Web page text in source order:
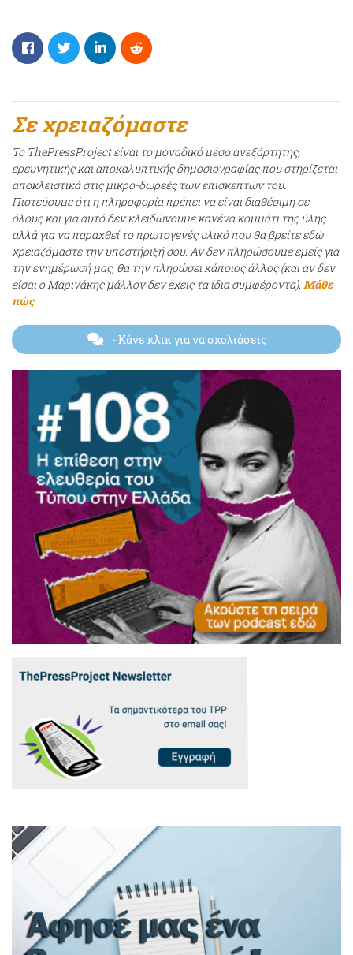
Σε χρειαζόμαστε
Το ThePressProject είναι το μοναδικό μέσο ανεξάρτητης,
ερευνητικής και αποκαλυπτικής δημοσιογραφίας που στηρίζεται
αποκλειστικά στις μικρο-δωρεές των επισκεπτών του.
Πιστεύουμε ότι η πληροφορία πρέπει να είναι διαθέσιμη σε
όλους και για αυτό δεν κλειδώνουμε κανένα κομμάτι της ύλης
αλλά για να παραχθεί το πρωτογενές υλικό που θα βρείτε εδώ
χρειαζόμαστε την υποστήριξή σου. Αν δεν πληρώσουμε εμείς για
την ενημέρωσή μας, θα την πληρώσει κάποιος άλλος (και αν δεν
είσαι ο Μαρινάκης μάλλον δεν έχεις τα ίδια συμφέροντα). Μάθε
πώς
- Κάνε κλικ για να σχολιάσεις